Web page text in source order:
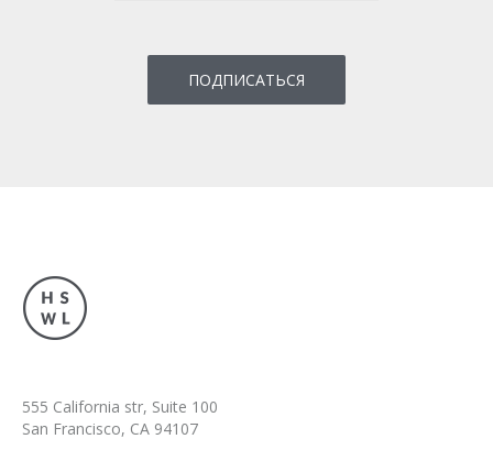
555 California str, Suite 100
San Francisco, CA 94107